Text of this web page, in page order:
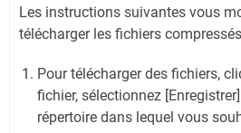
Les instructions suivantes vous
télécharger les fichiers
Pour télécharger des fichiers,
fichier, sélectionnez
répertoire dans lequel vous